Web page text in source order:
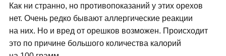
Как ни странно, но противопоказаний у этих орехов
нет. Очень редко бывают аллергические реакции
на них. Но и вред от орешков возможен. Происходит
это по причине большого количества калорий